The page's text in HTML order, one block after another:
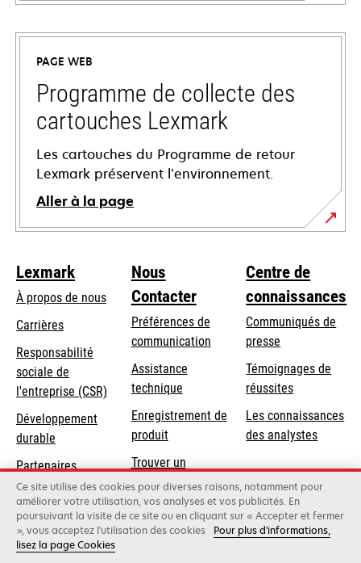
s’ouvre
dans
nouvel
onglet
PAGE WEB
Programme de collecte des
cartouches Lexmark
Les cartouches du Programme de retour
Lexmark préservent l’environnement.
Aller à la page
Lexmark
À propos de nous
Carrières
s’ouvre
dans
un
nouvel
onglet
Responsabilité
sociale de
l'entreprise (CSR) s’ouvre
onglet
Développement
durable
Partenaires
Lexmark
Nous
Contacter
Préférences de
communication
s’ouvre
dans
un
nouvel
onglet
Assistance
techniques’ouvre
un
onglet
Enregistrement de
produit
Trouver un
revendeur
Centre de
connaissances
Communiqués de
presse
Témoignages de
réussites
Les connaissances
des analystes
Lexmark International, Inc., une entreprise Xerox
©2026 Tous droits réservés.
Ce site utilise des cookies pour diverses raisons, notamment pour
améliorer votre utilisation, vos analyses et vos publicités. En
poursuivant la visite de ce site ou en cliquant sur « Accepter et fermer
», vous acceptez l'utilisation des cookies
Pour plus d'informations,
lisez la page Cookies